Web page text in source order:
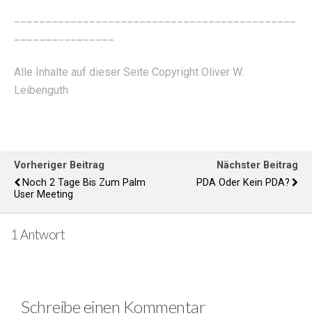
Alle Inhalte auf dieser Seite Copyright Oliver W.
Leibenguth
Vorheriger Beitrag
Noch 2 Tage Bis Zum Palm
User Meeting
Nächster Beitrag
PDA Oder Kein PDA?
1 Antwort
Schreibe einen Kommentar